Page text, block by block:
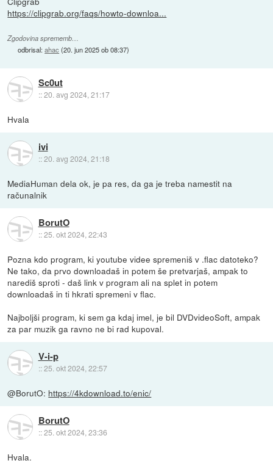
https://clipgrab.org/faqs/howto-downloa...
Zgodovina sprememb…
odbrisal:ahac (20. jun 2025 ob 08:37)
Sc0ut
::20. avg 2024, 21:17
Hvala
ivi
::20. avg 2024, 21:18
MediaHuman dela ok, je pa res, da ga je treba namestit na
računalnik
BorutO
::25. okt 2024, 22:43
Pozna kdo program, ki youtube videe spremeniš v .flac datoteko?
Ne tako, da prvo downloadaš in potem še pretvarjaš, ampak to
narediš sproti - daš link v program ali na splet in potem
downloadaš in ti hkrati spremeni v flac.
Najboljši program, ki sem ga kdaj imel, je bil DVDvideoSoft, ampak
za par muzik ga ravno ne bi rad kupoval.
V-i-p
::25. okt 2024, 22:57
@BorutO: https://4kdownload.to/enic/
BorutO
::25. okt 2024, 23:36
Hvala.